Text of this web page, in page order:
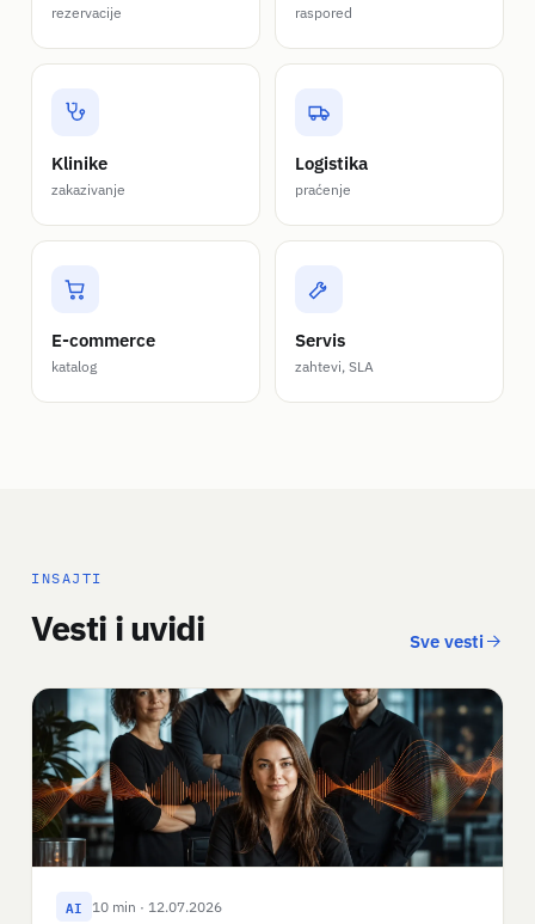
rezervacije raspored
Klinike
zakazivanje
Logistika
praćenje
E-commerce
katalog
Servis
zahtevi, SLA
INSAJTI
Vesti i uvidi Sve vesti
AI 10 min · 12.07.2026